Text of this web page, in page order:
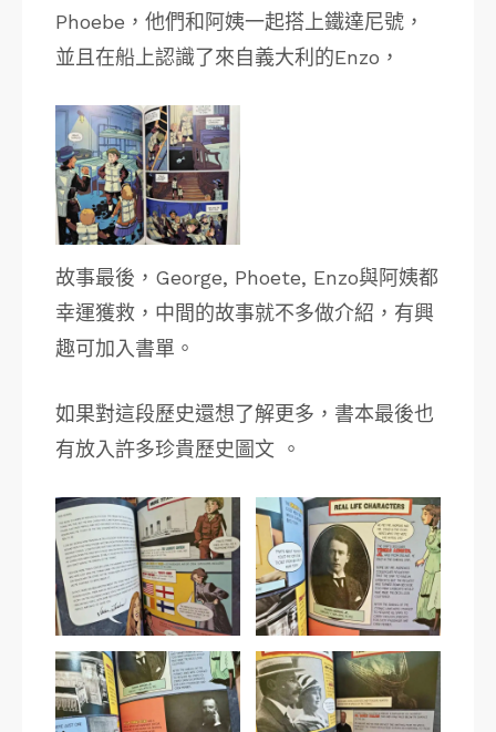
Phoebe，他們和阿姨一起搭上鐵達尼號，
並且在船上認識了來自義大利的Enzo，
故事最後，George, Phoete, Enzo與阿姨都
幸運獲救，中間的故事就不多做介紹，有興
趣可加入書單。
如果對這段歷史還想了解更多，書本最後也
有放入許多珍貴歷史圖文 。